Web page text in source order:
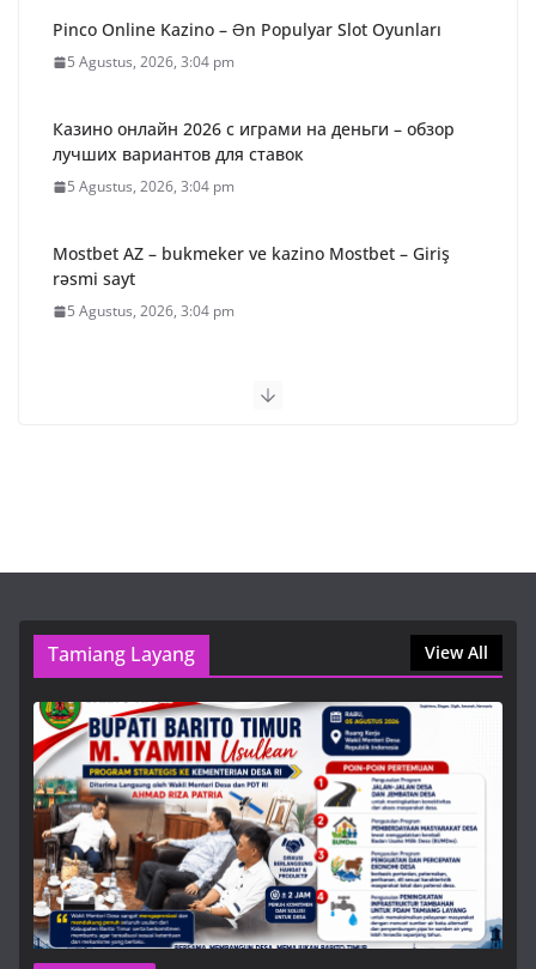
Pinco Online Kazino – Ən Populyar Slot Oyunları
5 Agustus, 2026, 3:04 pm
Казино онлайн 2026 с играми на деньги – обзор
лучших вариантов для ставок
5 Agustus, 2026, 3:04 pm
Mostbet AZ – bukmeker ve kazino Mostbet – Giriş
rəsmi sayt
5 Agustus, 2026, 3:04 pm
Usulan Program Strategis Bupati
M. Yamin untuk Barito Timur
6 Agustus, 2026, 9:53 am
Tamiang Layang View All